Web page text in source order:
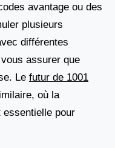
avantage ou des
plusieurs
différentes
assurer que
Le futur de 1001
où la
pour